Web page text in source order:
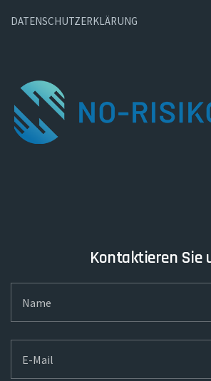
DATENSCHUTZERKLÄRUNG
Kontaktieren Sie